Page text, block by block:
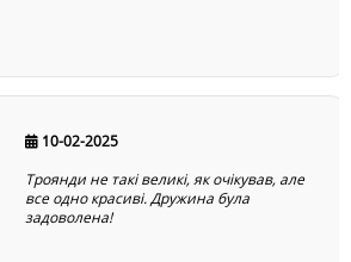
10-02-2025
Троянди не такі великі, як очікував, але
все одно красиві. Дружина була
задоволена!